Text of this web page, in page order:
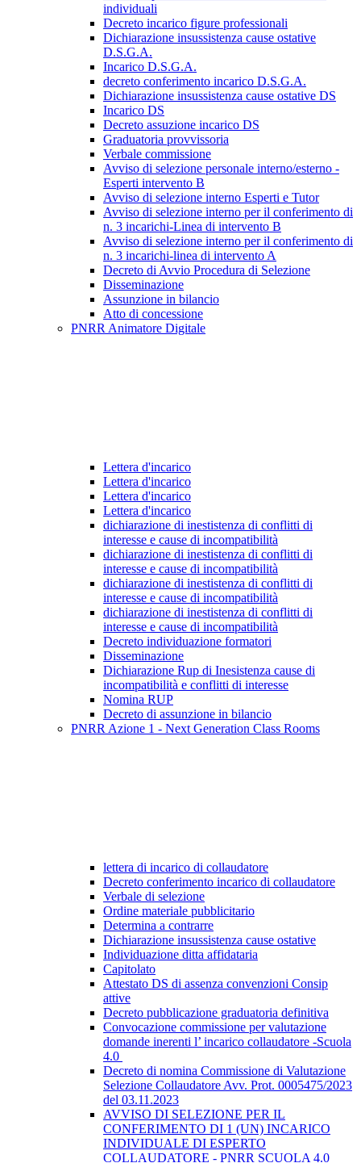
individuali
Decreto incarico figure professionali
Dichiarazione insussistenza cause ostative
D.S.G.A.
Incarico D.S.G.A.
decreto conferimento incarico D.S.G.A.
Dichiarazione insussistenza cause ostative DS
Incarico DS
Decreto assuzione incarico DS
Graduatoria provvissoria
Verbale commissione
Avviso di selezione personale interno/esterno -
Esperti intervento B
Avviso di selezione interno Esperti e Tutor
Avviso di selezione interno per il conferimento di
n. 3 incarichi-Linea di intervento B
Avviso di selezione interno per il conferimento di
n. 3 incarichi-linea di intervento A
Decreto di Avvio Procedura di Selezione
Disseminazione
Assunzione in bilancio
Atto di concessione
PNRR Animatore Digitale
Lettera d'incarico
Lettera d'incarico
Lettera d'incarico
Lettera d'incarico
dichiarazione di inestistenza di conflitti di
interesse e cause di incompatibilità
dichiarazione di inestistenza di conflitti di
interesse e cause di incompatibilità
dichiarazione di inestistenza di conflitti di
interesse e cause di incompatibilità
dichiarazione di inestistenza di conflitti di
interesse e cause di incompatibilità
Decreto individuazione formatori
Disseminazione
Dichiarazione Rup di Inesistenza cause di
incompatibilità e conflitti di interesse
Nomina RUP
Decreto di assunzione in bilancio
PNRR Azione 1 - Next Generation Class Rooms
lettera di incarico di collaudatore
Decreto conferimento incarico di collaudatore
Verbale di selezione
Ordine materiale pubblicitario
Determina a contrarre
Dichiarazione insussistenza cause ostative
Individuazione ditta affidataria
Capitolato
Attestato DS di assenza convenzioni Consip
attive
Decreto pubblicazione graduatoria definitiva
Convocazione commissione per valutazione
domande inerenti l’ incarico collaudatore -Scuola
4.0
Decreto di nomina Commissione di Valutazione
Selezione Collaudatore Avv. Prot. 0005475/2023
del 03.11.2023
AVVISO DI SELEZIONE PER IL
CONFERIMENTO DI 1 (UN) INCARICO
INDIVIDUALE DI ESPERTO
COLLAUDATORE - PNRR SCUOLA 4.0